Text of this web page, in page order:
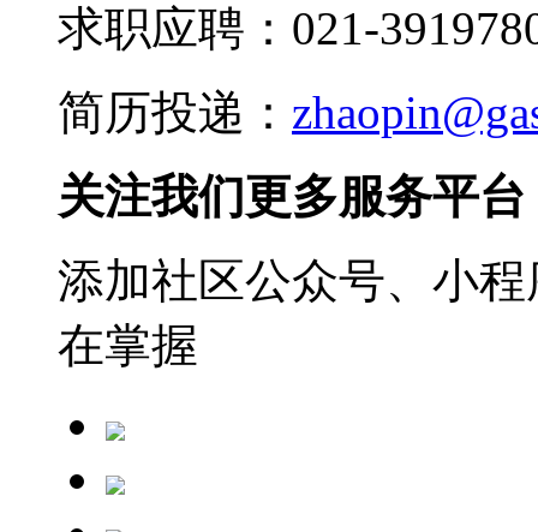
求职应聘：021-
简历投递：
关注我们更多服务平台
添加社区公众号、小
在掌握